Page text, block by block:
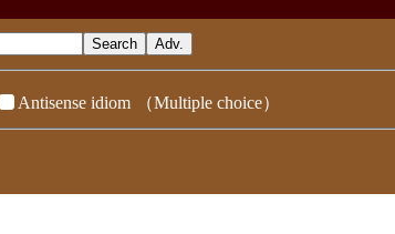
Antisense idiom （Multiple choice）